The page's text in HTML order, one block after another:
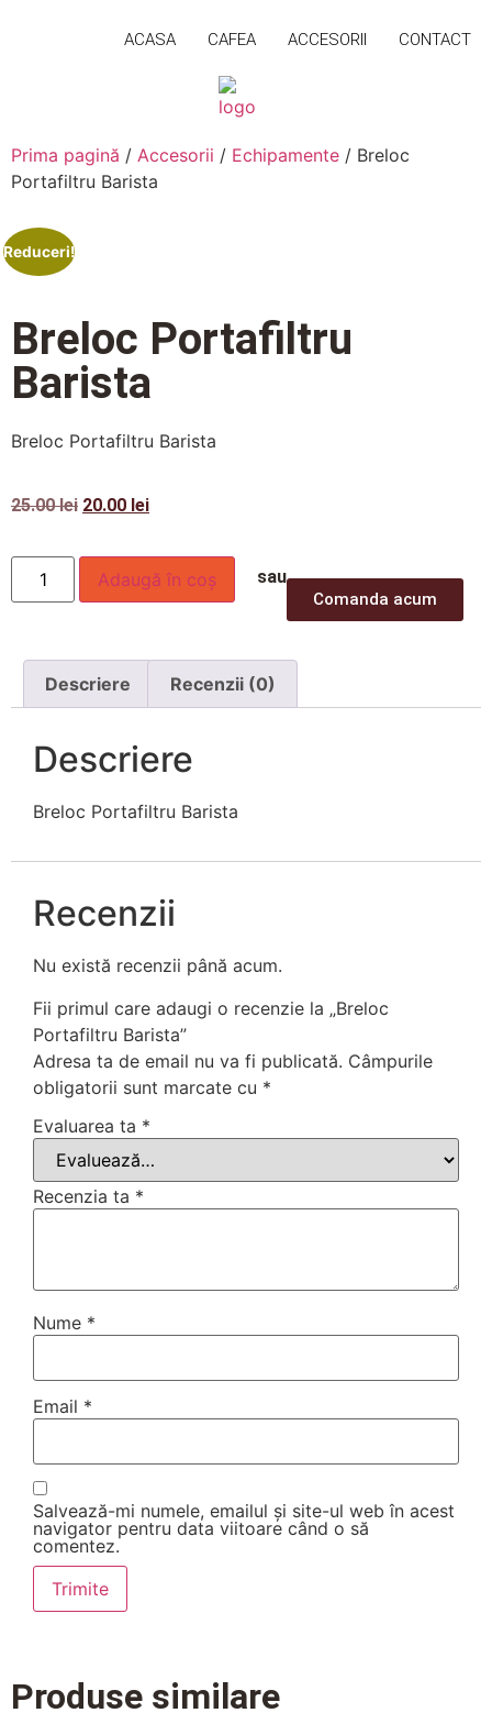
ACASA CAFEA ACCESORII CONTACT
Prima pagină / Accesorii / Echipamente / Breloc
Portafiltru Barista
Reduceri!
Breloc Portafiltru
Barista
Breloc Portafiltru Barista
25.00lei 20.00 lei
Adaugă în coș sau
Comanda acum
Descriere Recenzii (0)
Descriere
Breloc Portafiltru Barista
Recenzii
Nu există recenzii până acum.
Fii primul care adaugi o recenzie la „Breloc
Portafiltru Barista”
Adresa ta de email nu va fi publicată. Câmpurile
obligatorii sunt marcate cu *
Evaluarea ta *
Recenzia ta *
Nume *
Email *
Salvează-mi numele, emailul și site-ul web în acest
navigator pentru data viitoare când o să
comentez.
Produse similare